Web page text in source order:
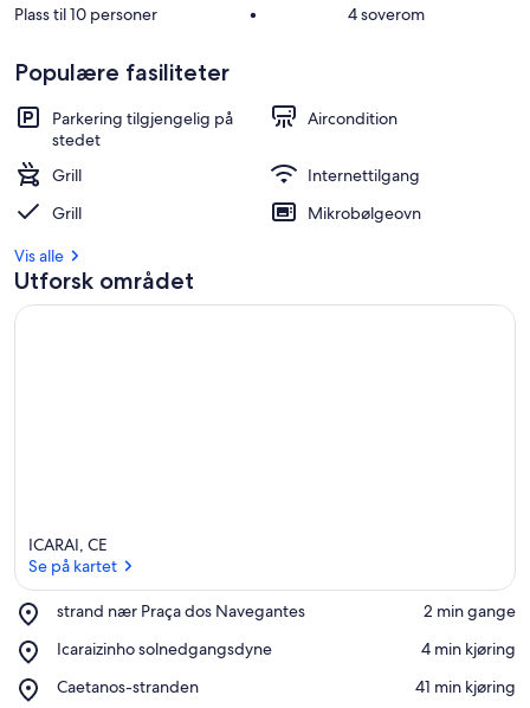
Plass til 10 personer • 4 soverom
Populære fasiliteter
Parkering tilgjengelig på
stedet
Aircondition
Grill
Internettilgang
Grill
Mikrobølgeovn
Vis alle
Utforsk området
ICARAI, CE
Se på kartet
strand nær Praça dos Navegantes
Place,
nær
dos
‪2 min gange‬
Icaraizinho solnedgangsdyne
Place,
solnedgangsdyne
‪4 min kjøring‬
Caetanos-stranden
Place,
‪41 min kjøring‬